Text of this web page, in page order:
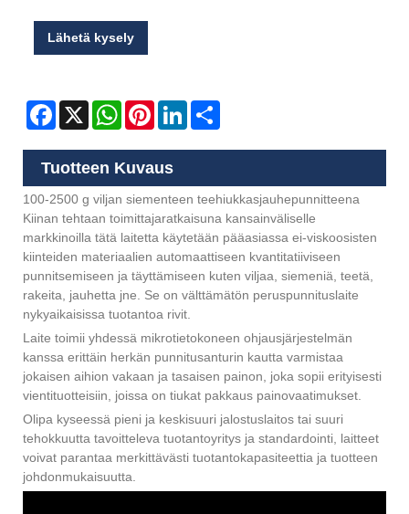
Lähetä kysely
Facebook
X WhatsAppPinterestLinkedIn
Tuotteen Kuvaus
100-2500 g viljan siementeen teehiukkasjauhepunnitteena
Kiinan tehtaan toimittajaratkaisuna kansainväliselle
markkinoilla tätä laitetta käytetään pääasiassa ei-viskoosisten
kiinteiden materiaalien automaattiseen kvantitatiiviseen
punnitsemiseen ja täyttämiseen kuten viljaa, siemeniä, teetä,
rakeita, jauhetta jne. Se on välttämätön peruspunnituslaite
nykyaikaisissa tuotantoa rivit.
Laite toimii yhdessä mikrotietokoneen ohjausjärjestelmän
kanssa erittäin herkän punnitusanturin kautta varmistaa
jokaisen aihion vakaan ja tasaisen painon, joka sopii erityisesti
vientituotteisiin, joissa on tiukat pakkaus painovaatimukset.
Olipa kyseessä pieni ja keskisuuri jalostuslaitos tai suuri
tehokkuutta tavoitteleva tuotantoyritys ja standardointi, laitteet
voivat parantaa merkittävästi tuotantokapasiteettia ja tuotteen
johdonmukaisuutta.